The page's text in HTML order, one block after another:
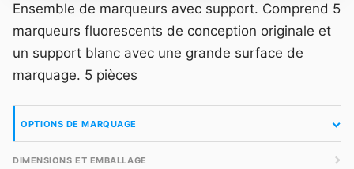
Ensemble de marqueurs avec support. Comprend 5
marqueurs fluorescents de conception originale et
un support blanc avec une grande surface de
marquage. 5 pièces
OPTIONS DE MARQUAGE
DIMENSIONS ET EMBALLAGE